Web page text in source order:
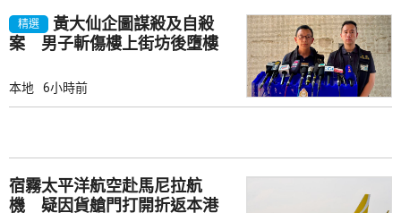
精選
黃大仙企圖謀殺及自殺
案 男子斬傷樓上街坊後墮樓
本地 6小時前
宿霧太平洋航空赴馬尼拉航
機 疑因貨艙門打開折返本港